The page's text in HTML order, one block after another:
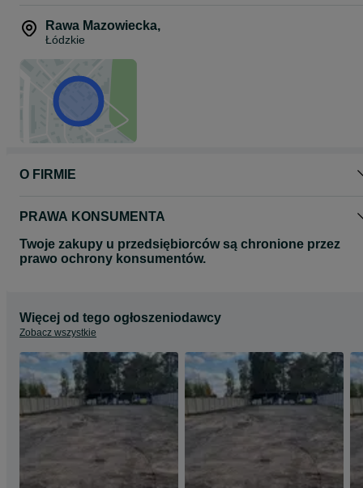
Rawa Mazowiecka,
Łódzkie
O FIRMIE
PRAWA KONSUMENTA
Twoje zakupy u przedsiębiorców są chronione przez
prawo ochrony konsumentów.
Więcej od tego ogłoszeniodawcy
Zobacz wszystkie